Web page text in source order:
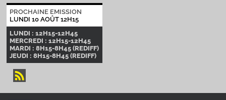
PROCHAINE EMISSION
LUNDI 10 AOÛT 12H15
LUNDI : 12H15-12H45
MERCREDI : 12H15-12H45
MARDI : 8H15-8H45 (REDIFF)
JEUDI : 8H15-8H45 (REDIFF)